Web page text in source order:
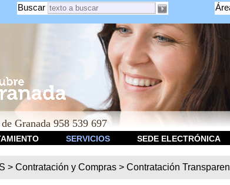
Buscar
Granada 958 539 697
SERVICIOS SEDE ELECTRÓNICA
>Contratación y Compras >Contratación